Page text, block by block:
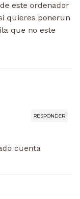
este ordenador
quieres ponerun
que no este
RESPONDER
cuenta